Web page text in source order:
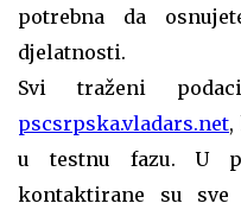
potrebna da
djelatnosti.
Svi traženi
pscsrpska.vladars.net,
u testnu fazu. U
kontaktirane su sve